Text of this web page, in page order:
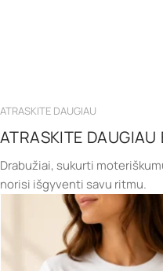
ATRASKITE DAUGIAU
ATRASKITE DAUGIAU
Drabužiai, sukurti
norisi išgyventi savu ritmu.